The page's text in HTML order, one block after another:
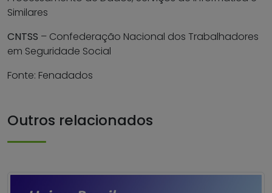
Similares
CNTSS – Confederação Nacional dos Trabalhadores
em Seguridade Social
Fonte: Fenadados
Outros relacionados